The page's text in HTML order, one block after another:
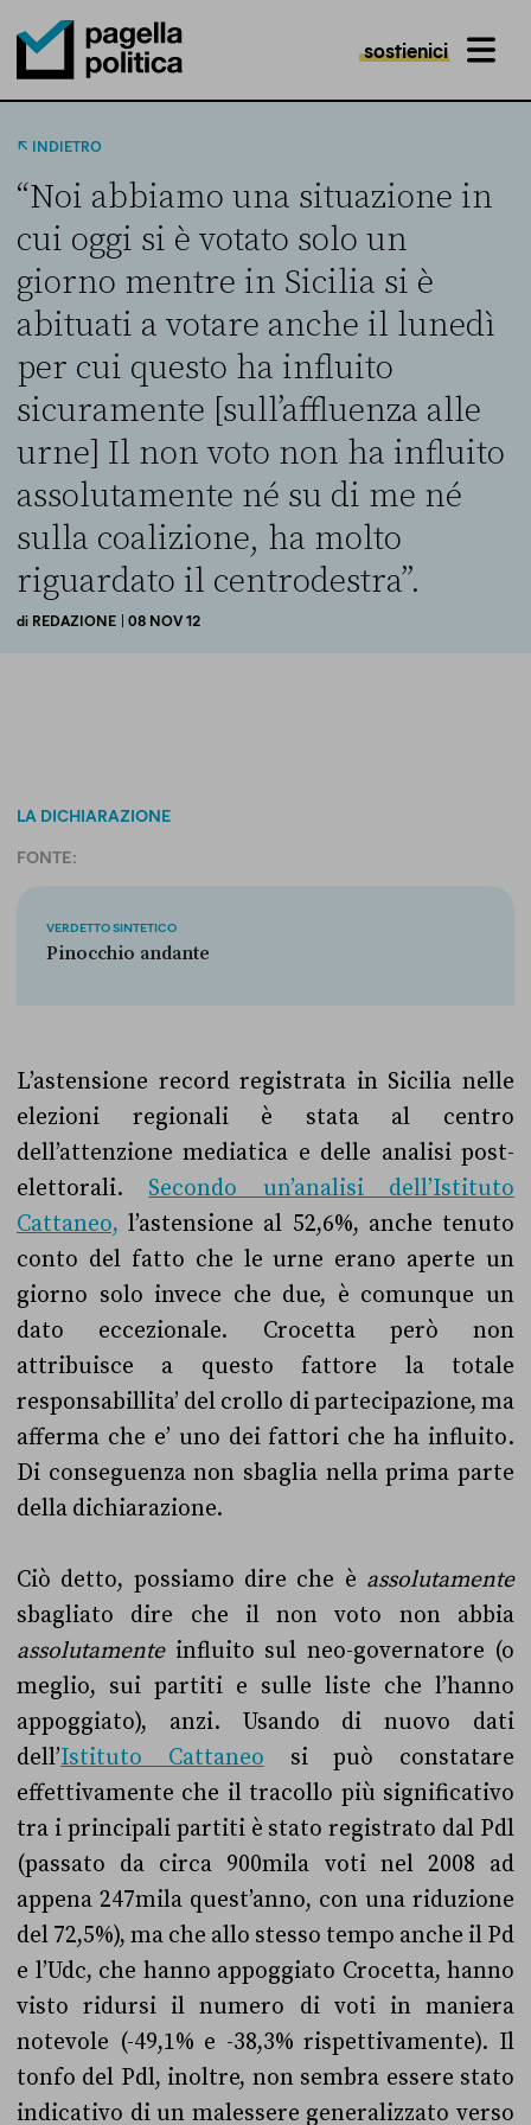
Pagella Politica Logo
sostienici MENU
INDIETRO
“Noi abbiamo una situazione in
cui oggi si è votato solo un
giorno mentre in Sicilia si è
abituati a votare anche il lunedì
per cui questo ha influito
sicuramente [sull’affluenza alle
urne] Il non voto non ha influito
assolutamente né su di me né
sulla coalizione, ha molto
riguardato il centrodestra”.
di REDAZIONE | 08 NOV 12
LA DICHIARAZIONE
FONTE:
VERDETTO SINTETICO
Pinocchio andante
L’astensione record registrata in Sicilia nelle
elezioni regionali è stata al centro
dell’attenzione mediatica e delle analisi post-
elettorali. Secondo un’analisi dell’Istituto
Cattaneo, l’astensione al 52,6%, anche tenuto
conto del fatto che le urne erano aperte un
giorno solo invece che due, è comunque un
dato eccezionale. Crocetta però non
attribuisce a questo fattore la totale
responsabillita’ del crollo di partecipazione, ma
afferma che e’ uno dei fattori che ha influito.
Di conseguenza non sbaglia nella prima parte
della dichiarazione.
Ciò detto, possiamo dire che è assolutamente
sbagliato dire che il non voto non abbia
assolutamenteinfluito sul neo-governatore (o
meglio, sui partiti e sulle liste che l’hanno
appoggiato), anzi. Usando di nuovo dati
dell’Istituto Cattaneo si può constatare
effettivamente che il tracollo più significativo
tra i principali partiti è stato registrato dal Pdl
(passato da circa 900mila voti nel 2008 ad
appena 247mila quest’anno, con una riduzione
del 72,5%), ma che allo stesso tempo anche il Pd
e l’Udc, che hanno appoggiato Crocetta, hanno
visto ridursi il numero di voti in maniera
notevole (-49,1% e -38,3% rispettivamente). Il
tonfo del Pdl, inoltre, non sembra essere stato
indicativo di un malessere generalizzato verso